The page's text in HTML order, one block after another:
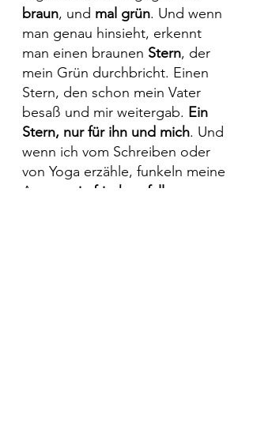
braun, und mal grün. Und wenn
man genau hinsieht, erkennt
man einen braunen Stern, der
mein Grün durchbricht. Einen
Stern, den schon mein Vater
besaß und mir weitergab. Ein
Stern, nur für ihn und mich. Und
wenn ich vom Schreiben oder
von Yoga erzähle, funkeln meine
Augen
wie frisch gefallener